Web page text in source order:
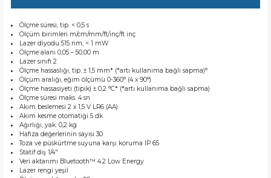
Ölçme süresi, tip. < 0,5 s
Ölçüm birimleri m/cm/mm/ft/inç/ft inç
Lazer diyodu 515 nm, < 1 mW
Ölçme alanı 0,05 – 50,00 m
Lazer sınıfı 2
Ölçme hassaslığı, tip. ± 1,5 mm* (*artı kullanıma bağlı sapma)°
Ölçüm aralığı, eğim ölçümü 0-360° (4 x 90°)
Ölçme hassasiyeti (tipik) ± 0,2 °C* (*artı kullanıma bağlı sapma)
Ölçme süresi maks. 4 sn
Akım beslemesi 2 x 1,5 V LR6 (AA)
Akım kesme otomatiği 5 dk
Ağırlığı, yak. 0,2 kg
Hafıza değerlerinin sayısı 30
Toza ve püskürtme suyuna karşı koruma IP 65
Statif diş 1/4"
Veri aktarımı Bluetooth™ 4.2 Low Energy
Lazer rengi yeşil